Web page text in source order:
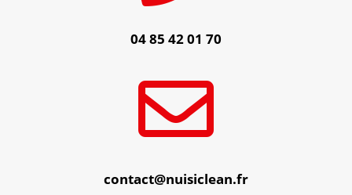
04 85 42 01 70

contact@nuisiclean.fr